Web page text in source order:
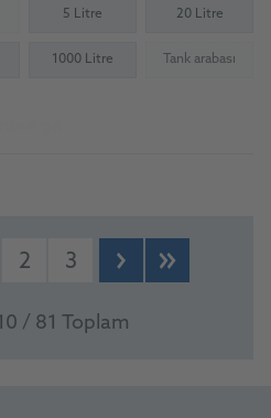
5 Litre 20 Litre
1000 Litre Tank arabası
(Not
2 3
/ 81 Toplam